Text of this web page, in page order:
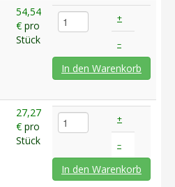
54,54
€ pro
Stück
+
–
In den Warenkorb
27,27
€ pro
Stück
+
–
In den Warenkorb